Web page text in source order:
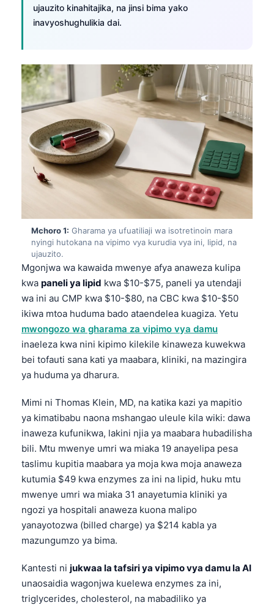
ujauzito kinahitajika, na jinsi bima yako
inavyoshughulikia dai.
Mchoro 1: Gharama ya ufuatiliaji wa isotretinoin mara
nyingi hutokana na vipimo vya kurudia vya ini, lipid, na
ujauzito.
Mgonjwa wa kawaida mwenye afya anaweza kulipa
kwa paneli ya lipid kwa $10-$75, paneli ya utendaji
wa ini au CMP kwa $10-$80, na CBC kwa $10-$50
ikiwa mtoa huduma bado ataendelea kuagiza. Yetu
mwongozo wa gharama za vipimo vya damu
inaeleza kwa nini kipimo kilekile kinaweza kuwekwa
bei tofauti sana kati ya maabara, kliniki, na mazingira
ya huduma ya dharura.
Mimi ni Thomas Klein, MD, na katika kazi ya mapitio
ya kimatibabu naona mshangao uleule kila wiki: dawa
inaweza kufunikwa, lakini njia ya maabara hubadilisha
bili. Mtu mwenye umri wa miaka 19 anayelipa pesa
taslimu kupitia maabara ya moja kwa moja anaweza
kutumia $49 kwa enzymes za ini na lipid, huku mtu
mwenye umri wa miaka 31 anayetumia kliniki ya
ngozi ya hospitali anaweza kuona malipo
yanayotozwa (billed charge) ya $214 kabla ya
mazungumzo ya bima.
Kantesti ni jukwaa la tafsiri ya vipimo vya damu la AI
unaosaidia wagonjwa kuelewa enzymes za ini,
triglycerides, cholesterol, na mabadiliko ya